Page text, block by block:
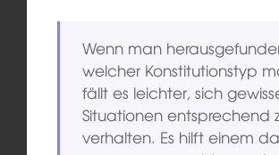
Wenn man
welcher Konstitutionstyp
fällt es leichter, sich
Situationen entsprechend
verhalten. Es hilft einem